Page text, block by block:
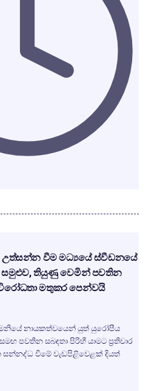
උත්සන්න වීම මධ්‍යයේ ස්වීඩනයේ
සමුළුව, තියුණු වෙමින් පවතින
මතුකර පෙන්වයි
නායකත්වයෙන් යුත් යුරෝපීය
පවතින සබඳතා පිරිහී යාමට ප්‍රතිචාර
සන්නද්ධ වීමේ වැඩපිළිවෙළක් දියත්